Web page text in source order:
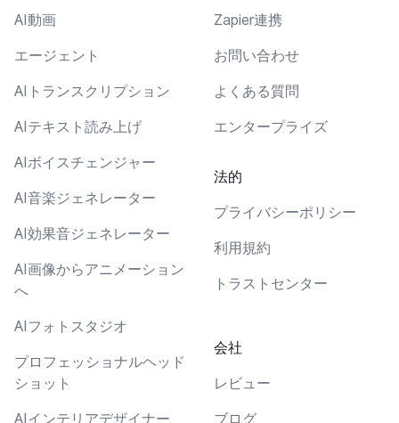
AI動画
エージェント
AIトランスクリプション
AIテキスト読み上げ
AIボイスチェンジャー
AI音楽ジェネレーター
AI効果音ジェネレーター
AI画像からアニメーション
へ
AIフォトスタジオ
プロフェッショナルヘッド
ショット
AIインテリアデザイナー
Zapier連携
お問い合わせ
よくある質問
エンタープライズ
法的
プライバシーポリシー
利用規約
トラストセンター
会社
レビュー
ブログ